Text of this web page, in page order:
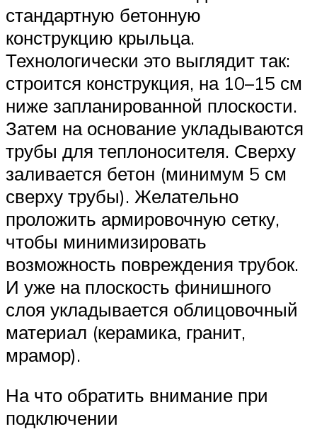
стандартную бетонную
конструкцию крыльца.
Технологически это выглядит так:
строится конструкция, на 10–15 см
ниже запланированной плоскости.
Затем на основание укладываются
трубы для теплоносителя. Сверху
заливается бетон (минимум 5 см
сверху трубы). Желательно
проложить армировочную сетку,
чтобы минимизировать
возможность повреждения трубок.
И уже на плоскость финишного
слоя укладывается облицовочный
материал (керамика, гранит,
мрамор).
На что обратить внимание при
подключении